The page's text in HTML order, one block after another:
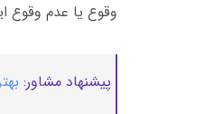
وقوع یا عدم وقوع
پیشنهاد مشاور: